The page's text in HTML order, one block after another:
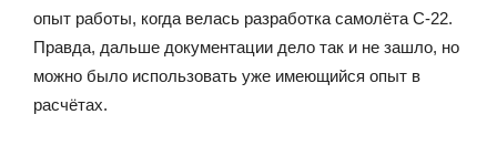
опыт работы, когда велась разработка самолёта С-22.
Правда, дальше документации дело так и не зашло, но
можно было использовать уже имеющийся опыт в
расчётах.